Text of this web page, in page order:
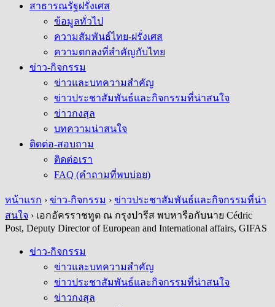
สาธารณรัฐฝรั่งเศส
ข้อมูลทั่วไป
ความสัมพันธ์ไทย-ฝรั่งเศส
ความตกลงที่สำคัญกับไทย
ข่าว-กิจกรรม
ข่าวและบทความสำคัญ
ข่าวประชาสัมพันธ์และกิจกรรมที่น่าสนใจ
ข่าวกงสุล
บทความน่าสนใจ
ติดต่อ-สอบถาม
ติดต่อเรา
FAQ (คำถามที่พบบ่อย)
หน้าแรก › ข่าว-กิจกรรม › ข่าวประชาสัมพันธ์และกิจกรรมที่น่า
สนใจ › เอกอัครราชทูต ณ กรุงปารีส พบหารือกับนาย Cédric
Post, Deputy Director of European and International affairs, GIFAS
ข่าว-กิจกรรม
ข่าวและบทความสำคัญ
ข่าวประชาสัมพันธ์และกิจกรรมที่น่าสนใจ
ข่าวกงสุล